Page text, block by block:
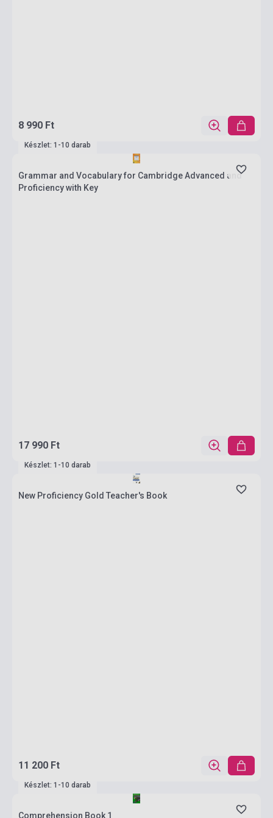
8 990 Ft
Készlet: 1-10 darab
Grammar and Vocabulary for Cambridge Advanced and
Proficiency with Key
17 990 Ft
Készlet: 1-10 darab
New Proficiency Gold Teacher's Book
11 200 Ft
Készlet: 1-10 darab
Comprehension Book 1